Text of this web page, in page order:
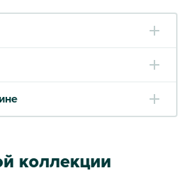
коллекции